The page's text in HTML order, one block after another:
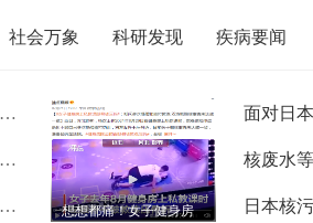
社会万象 科研发现 疾病要闻
总是口干舌燥？别以为是缺水，或是2种疾病”警报“
重磅：热烈祝贺第三届药招会厚朴远志招商论坛成功举办
癌中之王怎么预防？超过这个年龄段一定要筛查！
想想都痛！女子健身房